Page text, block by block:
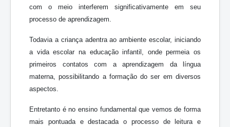
com o meio interferem significativamente em seu
processo de aprendizagem.
Todavia a criança adentra ao ambiente escolar, iniciando
a vida escolar na educação infantil, onde permeia os
primeiros contatos com a aprendizagem da língua
materna, possibilitando a formação do ser em diversos
aspectos.
Entretanto é no ensino fundamental que vemos de forma
mais pontuada e destacada o processo de leitura e